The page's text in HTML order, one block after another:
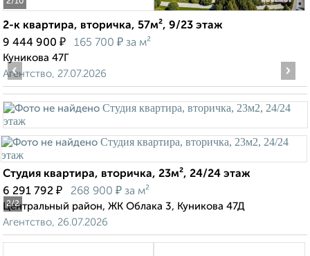
2-к квартира, вторичка, 57м², 9/23 этаж
9 444 900 ₽ 165 700 ₽ за м²
Куникова 47Г
Агентство, 27.07.2026
2/2
‹ ›
Студия квартира, вторичка, 23м², 24/24 этаж
6 291 792 ₽ 268 900 ₽ за м²
Центральный район, ЖК Облака 3, Куникова 47Д
Агентство, 26.07.2026